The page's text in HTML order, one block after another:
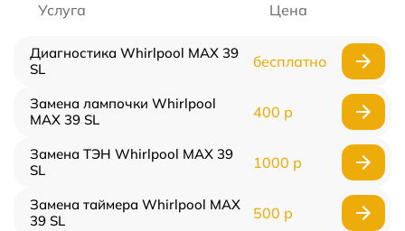
Услуга Цена
Диагностика Whirlpool MAX 39
SL
бесплатно
Замена лампочки Whirlpool
MAX 39 SL
400 р
Замена ТЭН Whirlpool MAX 39
SL
1000 р
Замена таймера Whirlpool MAX
39 SL
500 р